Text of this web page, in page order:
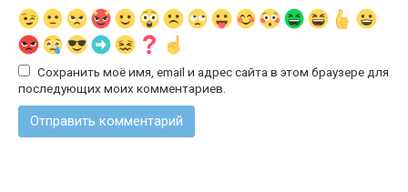
Сохранить моё имя, email и адрес сайта в этом браузере для
последующих моих комментариев.